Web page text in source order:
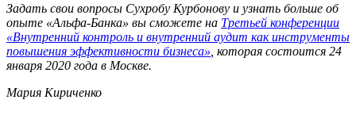
Задать свои вопросы Сухробу Курбонову и узнать больше об
опыте «Альфа-Банка» вы сможете на Третьей конференции
«Внутренний контроль и внутренний аудит как инструменты
повышения эффективности бизнеса» , которая состоится 24
января 2020 года в Москве.
Мария Кириченко